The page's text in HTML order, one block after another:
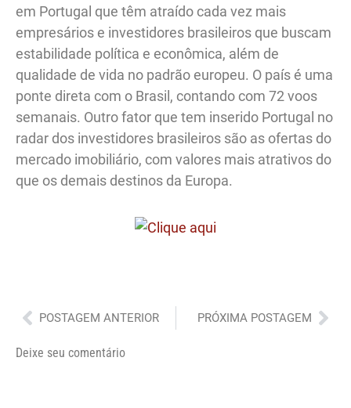
em Portugal que têm atraído cada vez mais
empresários e investidores brasileiros que buscam
estabilidade política e econômica, além de
qualidade de vida no padrão europeu. O país é uma
ponte direta com o Brasil, contando com 72 voos
semanais. Outro fator que tem inserido Portugal no
radar dos investidores brasileiros são as ofertas do
mercado imobiliário, com valores mais atrativos do
que os demais destinos da Europa.
Anterior
POSTAGEM ANTERIOR PRÓXIMA POSTAGEM
Deixe seu comentário